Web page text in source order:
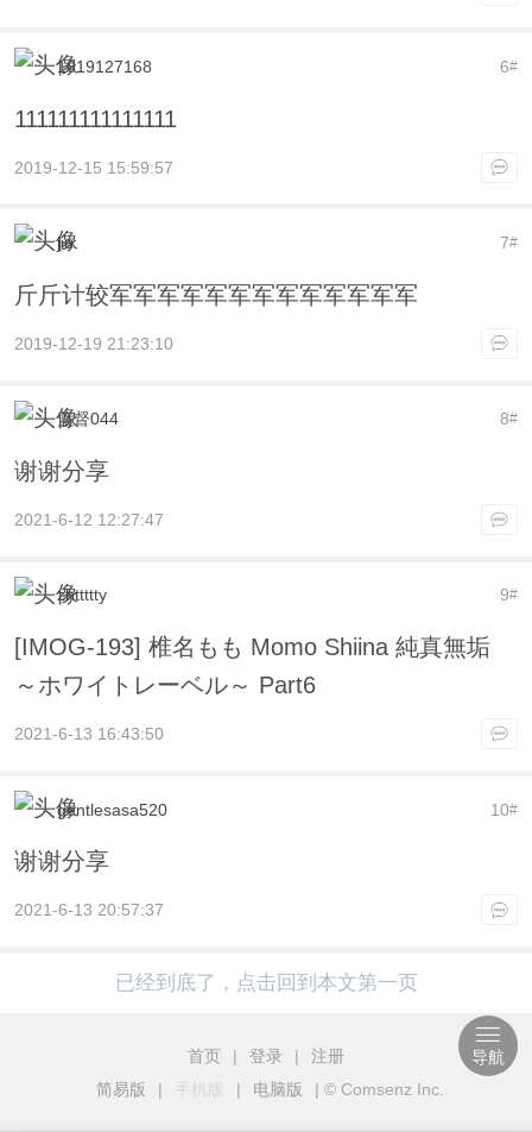
6#
1019127168
111111111111111
2019-12-15 15:59:57
7#
jiu
斤斤计较军军军军军军军军军军军军军
2019-12-19 21:23:10
8#
监督044
谢谢分享
2021-6-12 12:27:47
9#
zhttttty
[IMOG-193] 椎名もも Momo Shiina 純真無垢
～ホワイトレーベル～ Part6
2021-6-13 16:43:50
10#
gentlesasa520
谢谢分享
2021-6-13 20:57:37
已经到底了，点击回到本文第一页
首页 | 登录 |
注册
简易版
| 手机版 | 电脑版 | © Comsenz Inc.
导航